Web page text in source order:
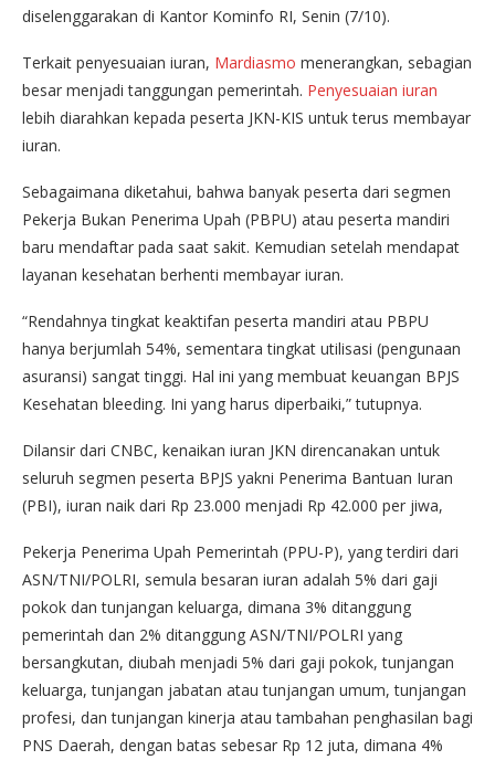
diselenggarakan di Kantor Kominfo RI, Senin (7/10).
Terkait penyesuaian iuran, Mardiasmo menerangkan, sebagian
besar menjadi tanggungan pemerintah. Penyesuaian iuran
lebih diarahkan kepada peserta JKN-KIS untuk terus membayar
iuran.
Sebagaimana diketahui, bahwa banyak peserta dari segmen
Pekerja Bukan Penerima Upah (PBPU) atau peserta mandiri
baru mendaftar pada saat sakit. Kemudian setelah mendapat
layanan kesehatan berhenti membayar iuran.
“Rendahnya tingkat keaktifan peserta mandiri atau PBPU
hanya berjumlah 54%, sementara tingkat utilisasi (pengunaan
asuransi) sangat tinggi. Hal ini yang membuat keuangan BPJS
Kesehatan bleeding. Ini yang harus diperbaiki,” tutupnya.
Dilansir dari CNBC, kenaikan iuran JKN direncanakan untuk
seluruh segmen peserta BPJS yakni Penerima Bantuan Iuran
(PBI), iuran naik dari Rp 23.000 menjadi Rp 42.000 per jiwa,
Pekerja Penerima Upah Pemerintah (PPU-P), yang terdiri dari
ASN/TNI/POLRI, semula besaran iuran adalah 5% dari gaji
pokok dan tunjangan keluarga, dimana 3% ditanggung
pemerintah dan 2% ditanggung ASN/TNI/POLRI yang
bersangkutan, diubah menjadi 5% dari gaji pokok, tunjangan
keluarga, tunjangan jabatan atau tunjangan umum, tunjangan
profesi, dan tunjangan kinerja atau tambahan penghasilan bagi
PNS Daerah, dengan batas sebesar Rp 12 juta, dimana 4%